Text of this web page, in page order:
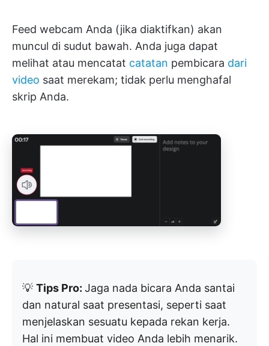
Feed webcam Anda (jika diaktifkan) akan
muncul di sudut bawah. Anda juga dapat
melihat atau mencatat catatan pembicara dari
video saat merekam; tidak perlu menghafal
skrip Anda.
💡 Tips Pro: Jaga nada bicara Anda santai
dan natural saat presentasi, seperti saat
menjelaskan sesuatu kepada rekan kerja.
Hal ini membuat video Anda lebih menarik.